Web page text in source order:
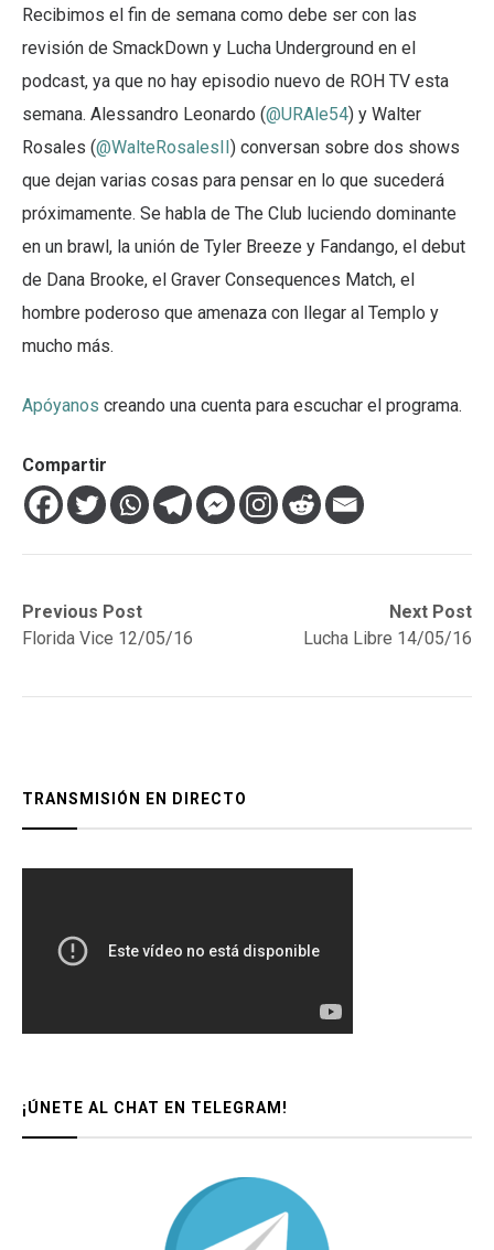
Recibimos el fin de semana como debe ser con las
revisión de SmackDown y Lucha Underground en el
podcast, ya que no hay episodio nuevo de ROH TV esta
semana. Alessandro Leonardo (@URAle54) y Walter
Rosales (@WalteRosalesII) conversan sobre dos shows
que dejan varias cosas para pensar en lo que sucederá
próximamente. Se habla de The Club luciendo dominante
en un brawl, la unión de Tyler Breeze y Fandango, el debut
de Dana Brooke, el Graver Consequences Match, el
hombre poderoso que amenaza con llegar al Templo y
mucho más.
Apóyanos creando una cuenta para escuchar el programa.
Compartir
Navegación
de
Previous Post
Previous
post:Florida Vice 12/05/16
Next Post
Next
post:
Lucha Libre 14/05/16
TRANSMISIÓN EN DIRECTO
¡ÚNETE AL CHAT EN TELEGRAM!